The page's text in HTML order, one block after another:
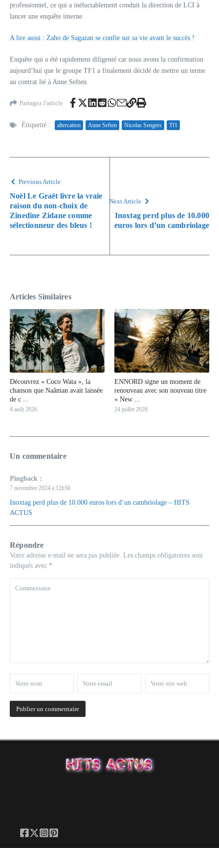
professionnel, ce qui a inéluctablement conduit la direction de LCI à
lancer une enquête interne.
A lire aussi : Zaho de Sagazan se confie sur sa vie avant le succès !
Enquête qui a été rapidement diligenté car nous avons la confirmation
aujourd’hui que le groupe TF1 a finalement décidé de mettre un terme
au contrat lié à Anne Seften.
Partagez l'article
Étiquetté : altercation Anne Seften Nicolas Sengers Tf1
Previous Article
Noël Le Graët livre la vraie
raison du non-choix de
Zinedine Zidane comme
sélectionneur des bleus !
Next Article
Inoxtag perd plus de 10.000
euros lors d’un cambriolage
Articles Similaires
Découvrez « Coco Wata », la
chanson que Naâman avait laissée
de c ...
4 août 2026
ENNORD signe un moment de
renouveau avec son nouveau titre
« New ...
24 juillet 2026
Un commentaire
Pingback :
7 novembre 2024 a 12h56
Inoxtag perd plus de 10.000 euros lors d’un cambriolage – HITS
ACTUS
Répondre
Votre adresse e-mail ne sera pas publiée. Les champs obligatoires sont
indiqués avec *